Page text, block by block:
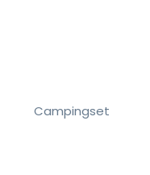
Campingset